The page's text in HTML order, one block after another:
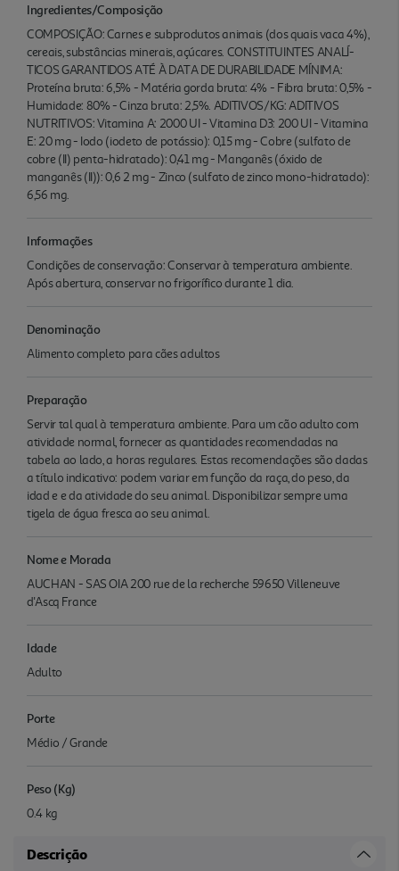
Ingredientes/Composição
COMPOSIÇÃO: Carnes e subprodutos animais (dos quais vaca 4%),
cereais, substâncias minerais, açúcares. CONSTITUINTES ANALÍ-
TICOS GARANTIDOS ATÉ À DATA DE DURABILIDADE MÍNIMA:
Proteína bruta: 6,5% - Matéria gorda bruta: 4% - Fibra bruta: 0,5% -
Humidade: 80% - Cinza bruta: 2,5%. ADITIVOS/KG: ADITIVOS
NUTRITIVOS: Vitamina A: 2000 UI - Vitamina D3: 200 UI - Vitamina
E: 20 mg - Iodo (iodeto de potássio): 0,15 mg - Cobre (sulfato de
cobre (II) penta-hidratado): 0,41 mg - Manganês (óxido de
manganês (II)): 0,6 2 mg - Zinco (sulfato de zinco mono-hidratado):
6,56 mg.
Informações
Condições de conservação: Conservar à temperatura ambiente.
Após abertura, conservar no frigorífico durante 1 dia.
Denominação
Alimento completo para cães adultos
Preparação
Servir tal qual à temperatura ambiente. Para um cão adulto com
atividade normal, fornecer as quantidades recomendadas na
tabela ao lado, a horas regulares. Estas recomendações são dadas
a título indicativo: podem variar em função da raça, do peso, da
idad e e da atividade do seu animal. Disponibilizar sempre uma
tigela de água fresca ao seu animal.
Nome e Morada
AUCHAN - SAS OIA 200 rue de la recherche 59650 Villeneuve
d'Ascq France
Idade
Adulto
Porte
Médio / Grande
Peso (Kg)
0.4 kg
Descrição